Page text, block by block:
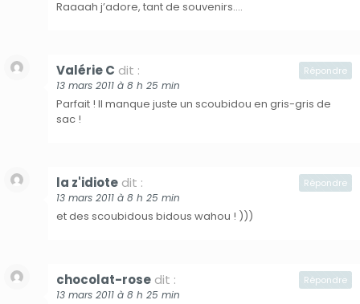
Raaaah j’adore, tant de souvenirs….
Valérie C dit :
13 mars 2011 à 8 h 25 min
Parfait ! Il manque juste un scoubidou en gris-gris de
sac !
Répondre
la z'idiote dit :
13 mars 2011 à 8 h 25 min
et des scoubidous bidous wahou ! )))
Répondre
chocolat-rose dit :
13 mars 2011 à 8 h 25 min
Répondre